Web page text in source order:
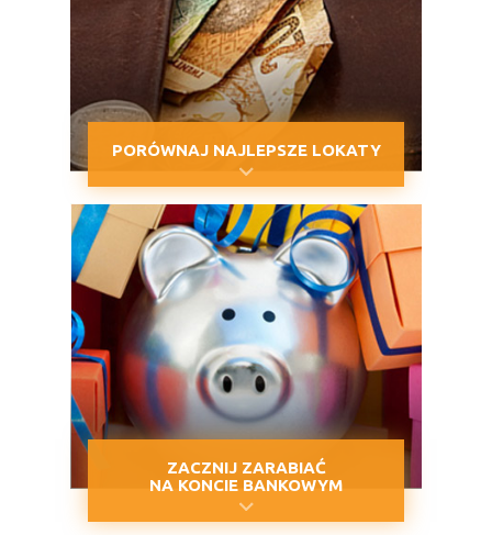
PORÓWNAJ NAJLEPSZE LOKATY
ZACZNIJ ZARABIAĆ
NA KONCIE BANKOWYM